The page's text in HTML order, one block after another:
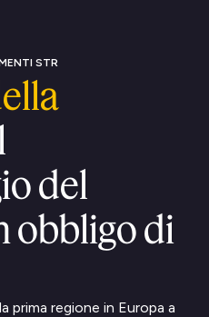
STR
del
obbligo di
prima regione in Europa a